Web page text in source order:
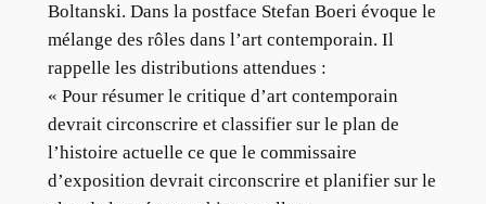
Boltanski. Dans la postface Stefan Boeri évoque le
mélange des rôles dans l’art contemporain. Il
rappelle les distributions attendues :
« Pour résumer le critique d’art contemporain
devrait circonscrire et classifier sur le plan de
l’histoire actuelle ce que le commissaire
d’exposition devrait circonscrire et planifier sur le